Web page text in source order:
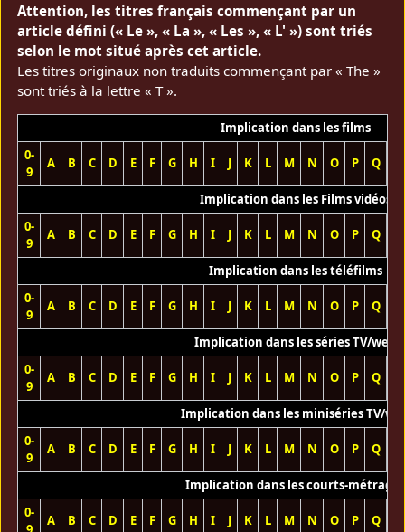
Attention, les titres français commençant par un
article défini (« Le », « La », « Les », « L' ») sont triés
selon le mot situé après cet article.
Les titres originaux non traduits commençant par « The »
sont triés à la lettre « T ».
Implication dans les films
0-
9
A B C D E F G H I J K L M N O P Q
Implication dans les Films vidéos
0-
9
A B C D E F G H I J K L M N O P Q
Implication dans les téléfilms
0-
9
A B C D E F G H I J K L M N O P Q
Implication dans les séries TV/web
0-
9
A B C D E F G H I J K L M N O P Q
Implication dans les miniséries TV/
0-
9
A B C D E F G H I J K L M N O P Q
Implication dans les courts-métrages
0-
A B C D E F G H I J K L M N O P Q